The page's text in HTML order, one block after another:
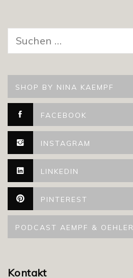
nach:
SHOP BY NINA KAEMPF
FACEBOOK
INSTAGRAM
LINKEDIN
PINTEREST
PODCAST AEMPF & OEHLER
Kontakt